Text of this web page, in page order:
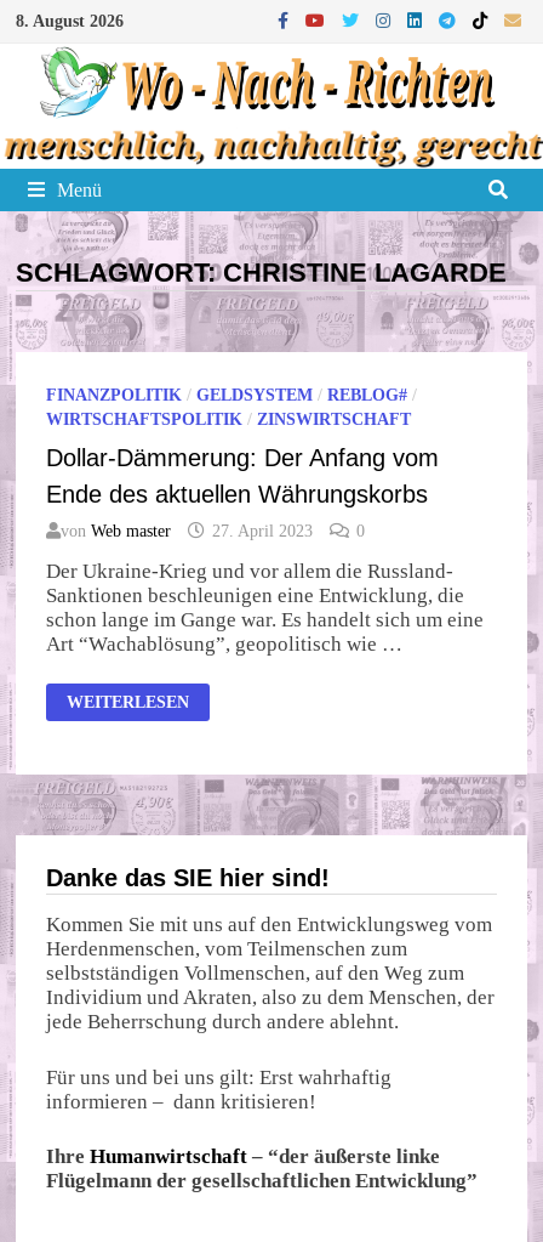
Zum
Inhalt
springen
8. August 2026
Menü
SCHLAGWORT:CHRISTINE LAGARDE
FINANZPOLITIK /GELDSYSTEM /REBLOG# /
WIRTSCHAFTSPOLITIK /ZINSWIRTSCHAFT
Dollar-Dämmerung: Der Anfang vom
Ende des aktuellen Währungskorbs
vonWeb master 27. April 2023 0
Der Ukraine-Krieg und vor allem die Russland-
Sanktionen beschleunigen eine Entwicklung, die
schon lange im Gange war. Es handelt sich um eine
Art “Wachablösung”, geopolitisch wie …
DOLLAR-
DÄMMERUNG:
ENDE
DES
AKTUELLEN
WÄHRUNGSKORBS
WEITERLESEN
Danke das SIE hier sind!
Kommen Sie mit uns auf den Entwicklungsweg vom
Herdenmenschen, vom Teilmenschen zum
selbstständigen Vollmenschen, auf den Weg zum
Individium und Akraten, also zu dem Menschen, der
jede Beherrschung durch andere ablehnt.
Für uns und bei uns gilt: Erst wahrhaftig
informieren – dann kritisieren!
IhreHumanwirtschaft – “der äußerste linke
Flügelmann der gesellschaftlichen Entwicklung”